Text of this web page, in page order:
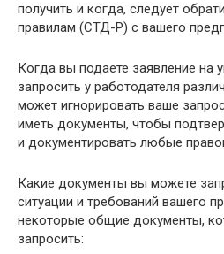
получить и когда, следует
правилам (СТД-Р) с вашего
Когда вы подаете заявление на
запросить у работодателя
может игнорировать ваше
иметь документы, чтобы
и документировать любые
Какие документы вы можете
ситуации и требований вашего
некоторые общие документы,
запросить: